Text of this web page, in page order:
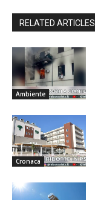
RELATED ARTICLES
Ambiente
Cronaca